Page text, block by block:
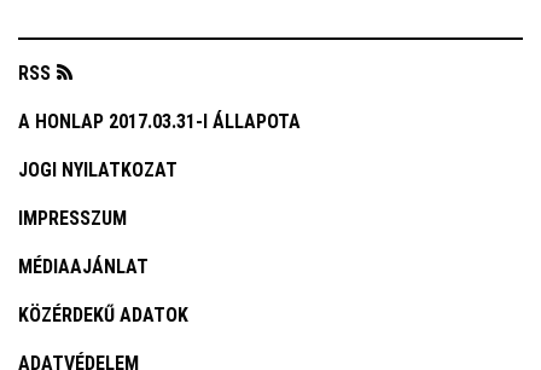
RSS
A HONLAP 2017.03.31-I ÁLLAPOTA
JOGI NYILATKOZAT
IMPRESSZUM
MÉDIAAJÁNLAT
KÖZÉRDEKŰ ADATOK
ADATVÉDELEM